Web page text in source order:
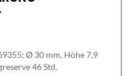
Ø 30 mm, Höhe 7,9
46 Std.